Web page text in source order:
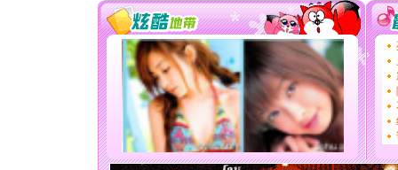
颜！冬去
道一声
[春节]
传
片叶子
送你一
[圣诞节]
你太多
要平安
[圣诞节]
能正大
天都要快